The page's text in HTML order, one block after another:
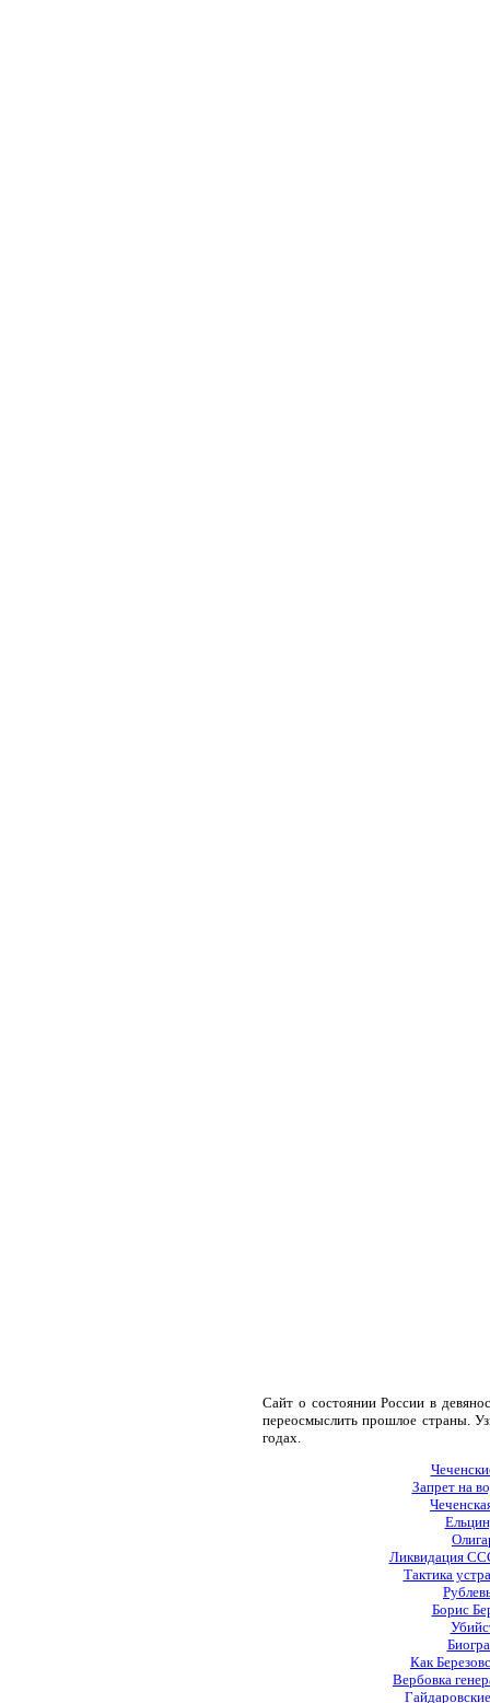
Сайт о состоянии России в
переосмыслить прошлое страны.
годах.
Запрет на
Ликвидация
Тактика
Борис
Как
Вербовка